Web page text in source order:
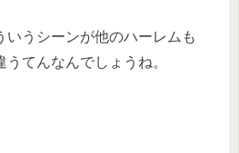
いうシーンが他のハーレムも
てんなんでしょうね。